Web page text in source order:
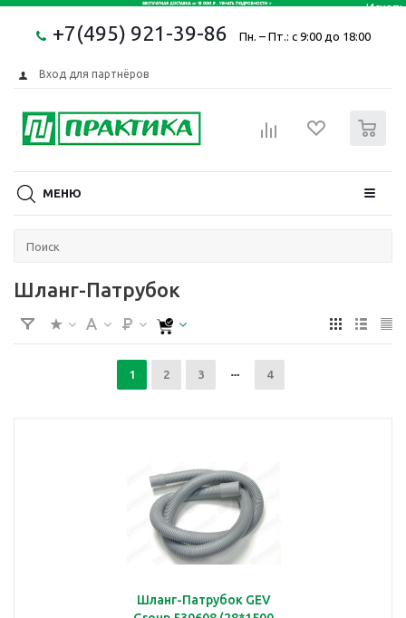
+7(495) 921-39-86 Пн. – Пт.: с 9:00 до 18:00
Вход для партнёров
МЕНЮ
Шланг-Патрубок
1 2 3 4
Шланг-Патрубок GEV